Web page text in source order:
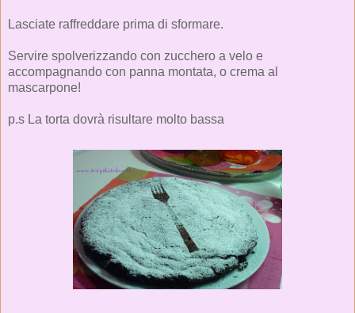
Lasciate raffreddare prima di sformare.
Servire spolverizzando con zucchero a velo e
accompagnando con panna montata, o crema al
mascarpone!
p.s La torta dovrà risultare molto bassa